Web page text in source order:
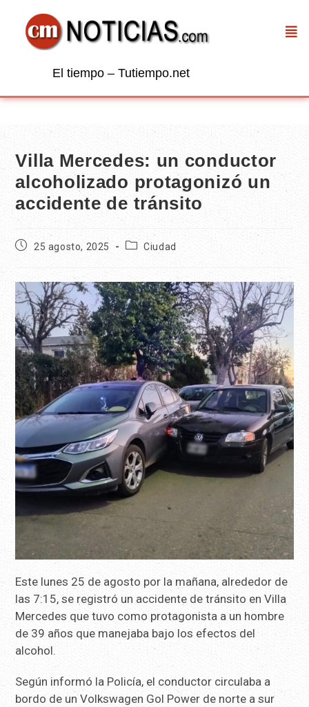
El tiempo – Tutiempo.net
Villa Mercedes: un conductor
alcoholizado protagonizó un
accidente de tránsito
25 agosto, 2025 Ciudad
Este lunes 25 de agosto por la mañana, alrededor de
las 7:15, se registró un accidente de tránsito en Villa
Mercedes que tuvo como protagonista a un hombre
de 39 años que manejaba bajo los efectos del
alcohol.
Según informó la Policía, el conductor circulaba a
bordo de un Volkswagen Gol Power de norte a sur